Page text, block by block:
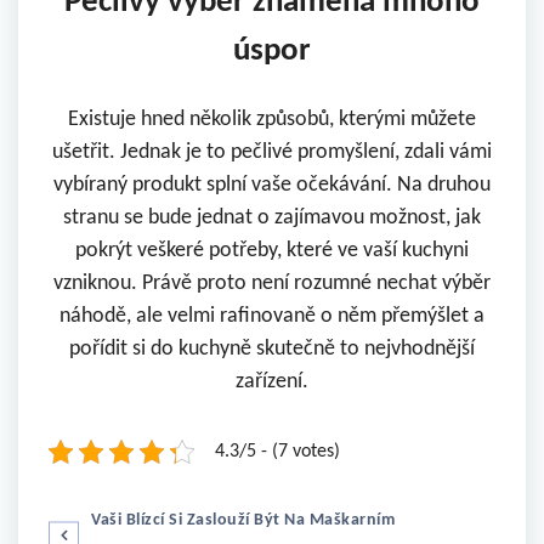
úspor
Existuje hned několik způsobů, kterými můžete
ušetřit. Jednak je to pečlivé promyšlení, zdali vámi
vybíraný produkt splní vaše očekávání. Na druhou
stranu se bude jednat o zajímavou možnost, jak
pokrýt veškeré potřeby, které ve vaší kuchyni
vzniknou. Právě proto není rozumné nechat výběr
náhodě, ale velmi rafinovaně o něm přemýšlet a
pořídit si do kuchyně skutečně to nejvhodnější
zařízení.
4.3/5 - (7 votes)
N Vaši Blízcí Si Zaslouží Být Na Maškarním